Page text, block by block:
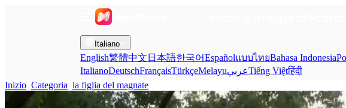
Italiano
English繁體中文 日本語한국어EspañolแบบไทยBahasa Indonesia
ItalianoDeutschFrançaisTürkçeMelayuعربيTiếng Việtहिंदी
Inizio Categoria la figlia del magnate